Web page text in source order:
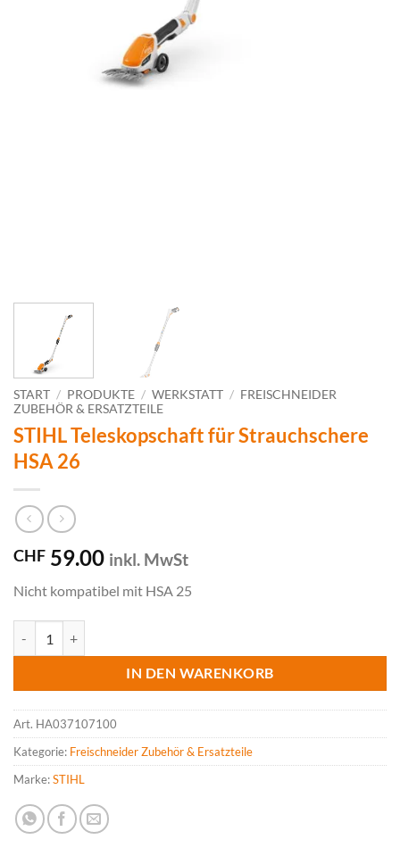
START / PRODUKTE / WERKSTATT / FREISCHNEIDER
ZUBEHÖR & ERSATZTEILE
STIHL Teleskopschaft für Strauchschere
HSA 26
CHF 59.00 inkl. MwSt
Nicht kompatibel mit HSA 25
IN DEN WARENKORB
Art. HA037107100
Kategorie: Freischneider Zubehör & Ersatzteile
Marke:STIHL